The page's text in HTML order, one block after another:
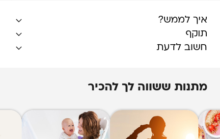
איך לממש?
תוקף
חשוב לדעת
מתנות ששווה לך להכיר